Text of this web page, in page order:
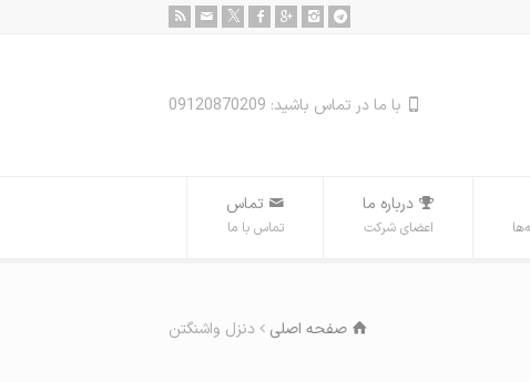
با ما در تماس باشید: 09120870209
درباره ما
اعضای شرکت
تماس
تماس با ما
صفحه اصلی دنزل واشنگتن